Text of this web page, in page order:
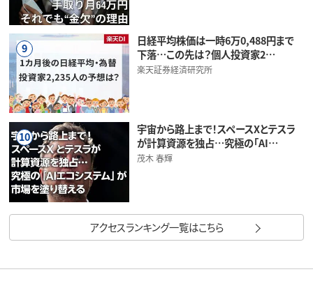
9
日経平均株価は一時6万0,488円まで
下落…この先は？個人投資家2…
楽天証券経済研究所
10
宇宙から路上まで！スペースXとテスラ
が計算資源を独占…究極の「AI…
茂木 春輝
アクセスランキング一覧はこちら